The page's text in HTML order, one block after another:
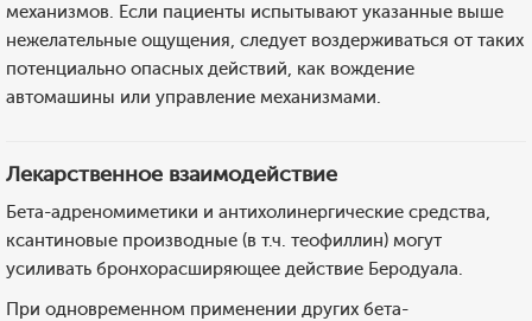
механизмов. Если пациенты испытывают указанные выше
нежелательные ощущения, следует воздерживаться от таких
потенциально опасных действий, как вождение
автомашины или управление механизмами.
Лекарственное взаимодействие
Бета-адреномиметики и антихолинергические средства,
ксантиновые производные (в т.ч. теофиллин) могут
усиливать бронхорасширяющее действие Беродуала.
При одновременном применении других бета-